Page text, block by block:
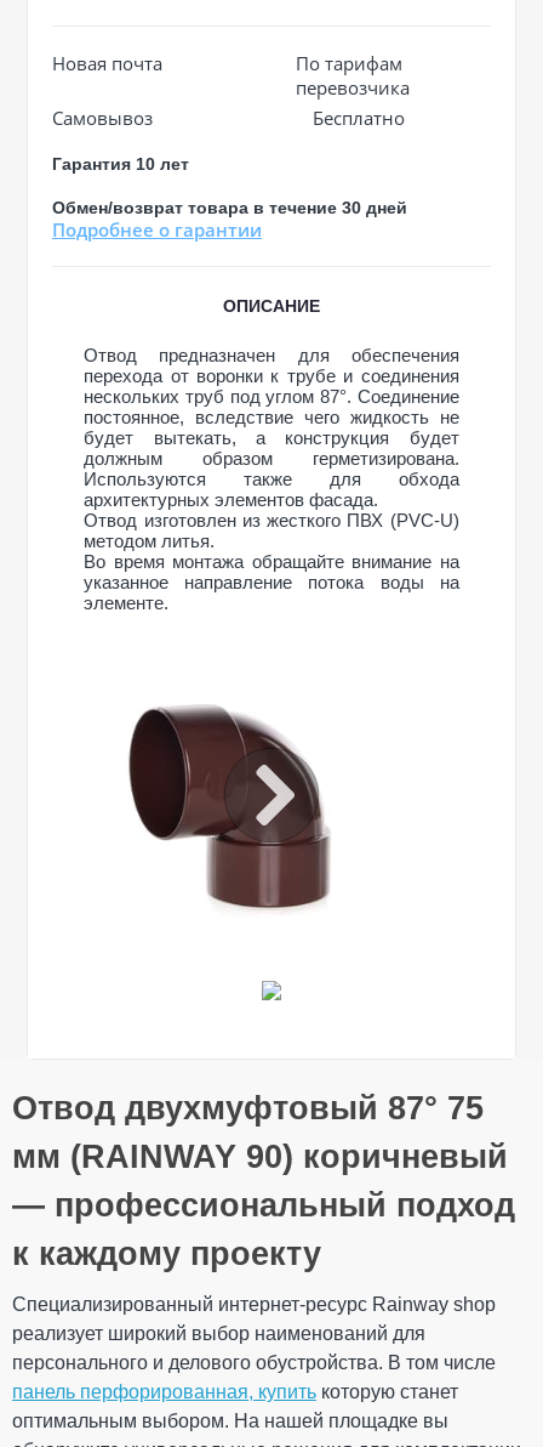
Новая почта
По тарифам
перевозчика
Самовывоз
Бесплатно
Гарантия 10 лет
Обмен/возврат товара в течение 30 дней
Подробнее о гарантии
ОПИСАНИЕ
Отвод предназначен для обеспечения
перехода от воронки к трубе и соединения
нескольких труб под углом 87°. Соединение
постоянное, вследствие чего жидкость не
будет вытекать, а конструкция будет
должным образом герметизирована.
Используются также для обхода
архитектурных элементов фасада.
Отвод изготовлен из жесткого ПВХ (PVC-U)
методом литья.
Во время монтажа обращайте внимание на
указанное направление потока воды на
элементе.
Общие характеристики
Тип системы
90/75 мм
Материал
Технология
производства
Литье
Размеры
Вес
0,140 кг
Габариты
мм
Количество в
упаковке
20 шт
Дополнительные характеристики
Температура
использования
от - 40°С / до +
60°С
Оставьте свой отзыв
Ваше имя
Ваш отзыв
Отвод двухмуфтовый 87° 75
мм (RAINWAY 90) коричневый
— профессиональный подход
к каждому проекту
Специализированный интернет-ресурс Rainway shop
реализует широкий выбор наименований для
персонального и делового обустройства. В том числе
панель перфорированная, купить которую станет
оптимальным выбором. На нашей площадке вы